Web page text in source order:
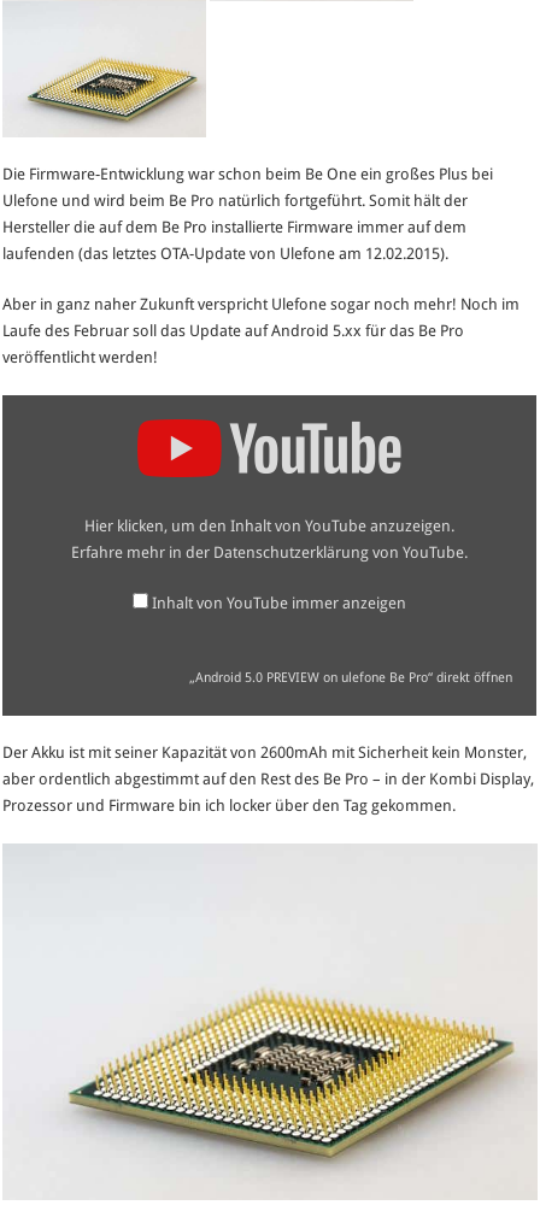
Die Firmware-Entwicklung war schon beim Be One ein großes Plus bei
Ulefone und wird beim Be Pro natürlich fortgeführt. Somit hält der
Hersteller die auf dem Be Pro installierte Firmware immer auf dem
laufenden (das letztes OTA-Update von Ulefone am 12.02.2015).
Aber in ganz naher Zukunft verspricht Ulefone sogar noch mehr! Noch im
Laufe des Februar soll das Update auf Android 5.xx für das Be Pro
veröffentlicht werden!
Hier klicken, um den Inhalt von YouTube anzuzeigen.
Erfahre mehr in der Datenschutzerklärung von YouTube.
Inhalt von YouTube immer anzeigen
„Android 5.0 PREVIEW on ulefone Be Pro“ direkt öffnen
Der Akku ist mit seiner Kapazität von 2600mAh mit Sicherheit kein Monster,
aber ordentlich abgestimmt auf den Rest des Be Pro – in der Kombi Display,
Prozessor und Firmware bin ich locker über den Tag gekommen.